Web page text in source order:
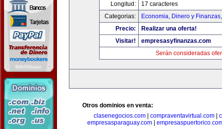
Longitud:
17 caracteres
Categorias:
Economia, Dinero y Finanzas
Precio:
Realizar una oferta!
Visitar!
empresasyfinanzas.com
Serán consideradas
Otros dominios en venta:
clasenegocios.com| compraventavirtual.com|
empresasparaguay.com|